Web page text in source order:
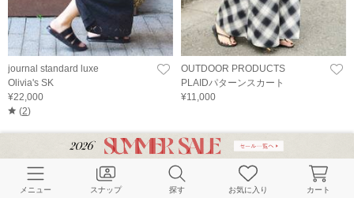
journal standard luxe
Olivia's SK
¥22,000
(2)
OUTDOOR PRODUCTS
PLAIDパターンスカート
¥11,000
メニュー スナップ 探す お気に入り カート